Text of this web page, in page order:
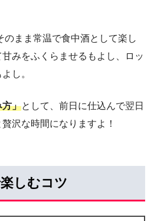
のまま常温で食中酒として楽し
みをふくらませるもよし、ロッ
し。
方」として、前日に仕込んで翌日
沢な時間になりますよ！
しむコツ